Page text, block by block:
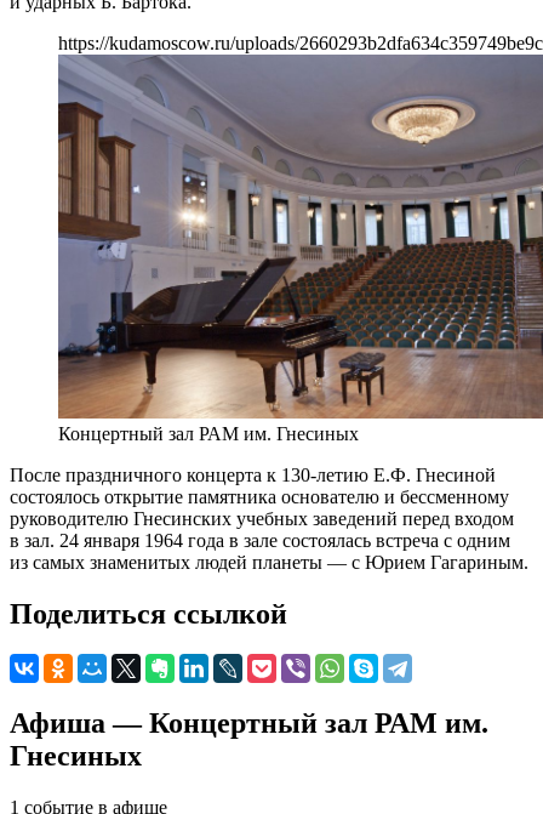
https://kudamoscow.ru/uploads/
Концертный зал РАМ им. Гнесиных
После праздничного концерта к 130-летию Е.Ф. Гнесиной
состоялось открытие памятника основателю и бессменному
руководителю Гнесинских учебных заведений перед входом
в зал. 24 января 1964 года в зале состоялась встреча с одним
из самых знаменитых людей планеты — с Юрием Гагариным.
Поделиться ссылкой
Афиша — Концертный зал РАМ им.
Гнесиных
1 событие в афише